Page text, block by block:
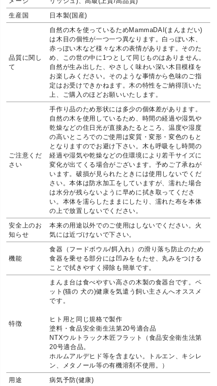
生産国
日本製(国産)
品質に関し
て
自然の木を使っているためMammaDAI(まんまだい)
は木目の個性が一つ一つ異なります。白っぽい木、
赤っぽい木など様々な木の表情があります。そのた
め、この世の中に1つとして同じものはありません。
自然が生み出した、やさしく味わい深い木目模様を
お楽しみください。そのような事情から色味のご指
定はお受けできかねます。木の特性をご納得頂いた
上、ご購入のほどお願いいたします。
ご注意くだ
さい
手作り品のため形状には多少の個体差があります。
自然の木を使用しているため、時間の経過や湿気や
乾燥などの住日光が直接あたるところ、温度や湿度
の高いところでのご使用は変質・変形・変色のもと
となりますのでお避け下さい。木も呼吸をし時間の
経過や湿気や乾燥などの住環境により若干サイズに
変化が出てくる場合がございます。予めご了承ねが
います。破損が見られたときには使用しないでくだ
さい。本体は防水加工をしていますが、濡れた場合
は水分が残らないように早めに拭き取ってくださ
い。本体を濡らしたままにしたり、濡れた布を本体
の上で放置しないでください。
安全上のお
知らせ
本来の用途以外でのご使用はしないでください。火
気には近づけないで下さい。
機能
食器（フードボウル/餌入れ）の滑り落ち防止のため
食器を乗せる部分には凹みをもたせ、丸みをつける
ことで拭きやすく掃除も簡単です。
特徴
まんま台は食べやすい高さの木製の食器台です。ペ
ット(猫の 犬の)健康を気遣う飼い主さんへオススメ
です。
ヒト用と同じ規格で製作
塗料・食品安全衛生法第20号適合品
NTXウルトラック木匠フラット（食品安全衛生法第
20号適合品。
ホルムアルデヒド等を含まない。トルエン、キシレ
ン、メタノール等の有機溶剤不使用。）
用途
病気予防(健康)